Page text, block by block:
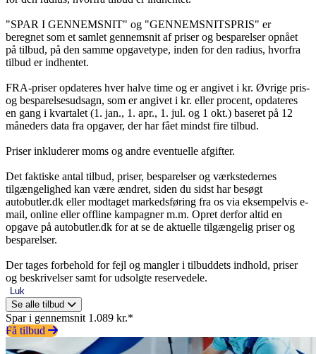
"SPAR I GENNEMSNIT" og "GENNEMSNITSPRIS" er
beregnet som et samlet gennemsnit af priser og besparelser opnået
på tilbud, på den samme opgavetype, inden for den radius, hvorfra
tilbud er indhentet.
FRA-priser opdateres hver halve time og er angivet i kr. Øvrige pris-
og besparelsesudsagn, som er angivet i kr. eller procent, opdateres
en gang i kvartalet (1. jan., 1. apr., 1. jul. og 1 okt.) baseret på 12
måneders data fra opgaver, der har fået mindst fire tilbud.
Priser inkluderer moms og andre eventuelle afgifter.
Det faktiske antal tilbud, priser, besparelser og værkstedernes
tilgængelighed kan være ændret, siden du sidst har besøgt
autobutler.dk eller modtaget markedsføring fra os via eksempelvis e-
mail, online eller offline kampagner m.m. Opret derfor altid en
opgave på autobutler.dk for at se de aktuelle tilgængelig priser og
besparelser.
Der tages forbehold for fejl og mangler i tilbuddets indhold, priser
og beskrivelser samt for udsolgte reservedele.
Luk
Se alle tilbud
Spar i gennemsnit 1.089 kr.*
Få tilbud